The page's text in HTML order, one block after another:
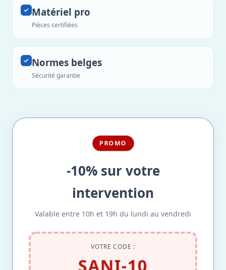
Matériel pro
Pièces certifiées
Normes belges
Sécurité garantie
PROMO
-10% sur votre
intervention
Valable entre 10h et 19h du lundi au vendredi
VOTRE CODE :
SANI-10